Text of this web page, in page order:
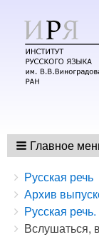
Главное
Breadcrumbs
You
are
here:
Русская речь
Архив
Русская
Вслушаться,